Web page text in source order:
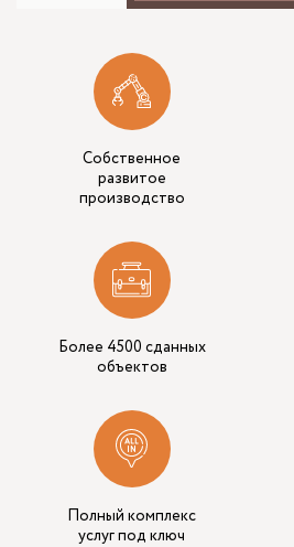
Собственное
развитое
производство
Более 4500 сданных
объектов
Полный комплекс
услуг под ключ